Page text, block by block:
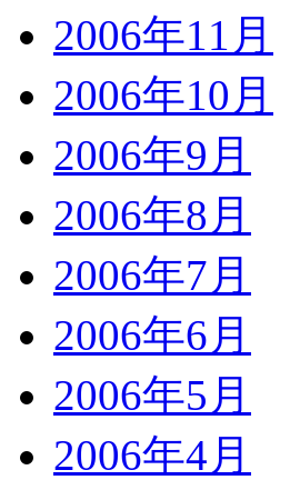
2006年11月
2006年10月
2006年9月
2006年8月
2006年7月
2006年6月
2006年5月
2006年4月